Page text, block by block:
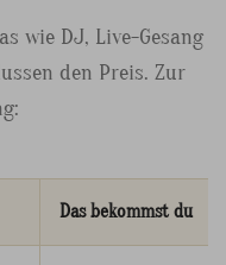
wie DJ, Live-Gesang
den Preis. Zur
Das bekommst du